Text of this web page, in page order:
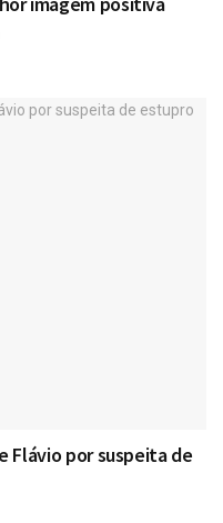
Flávio por suspeita de